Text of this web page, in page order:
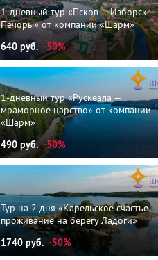
1-дневный тур «Псков — Изборск —
Печоры» от компании «Шарм»
640 руб. -50%
1-дневный тур «Рускеала —
мраморное царство» от компании
«Шарм»
490 руб. -50%
Тур на 2 дня «Карельское счастье —
проживание на берегу Ладоги»
1740 руб. -50%